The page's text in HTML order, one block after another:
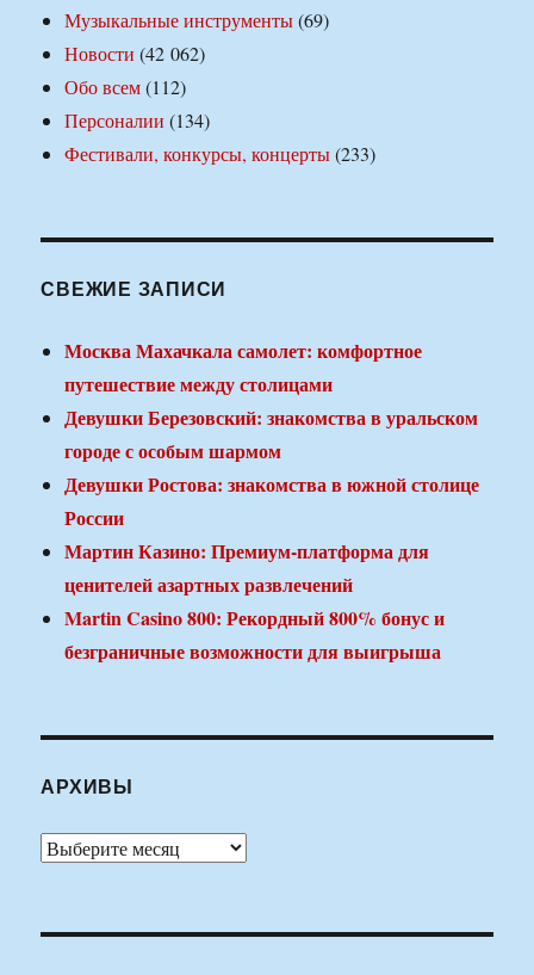
Музыкальные инструменты(69)
Новости (42 062)
Обо всем(112)
Персоналии (134)
Фестивали, конкурсы, концерты(233)
СВЕЖИЕ ЗАПИСИ
Москва Махачкала самолет: комфортное
путешествие между столицами
Девушки Березовский: знакомства в уральском
городе с особым шармом
Девушки Ростова: знакомства в южной столице
России
Мартин Казино: Премиум-платформа для
ценителей азартных развлечений
Martin Casino 800: Рекордный 800% бонус и
безграничные возможности для выигрыша
АРХИВЫ
Архивы